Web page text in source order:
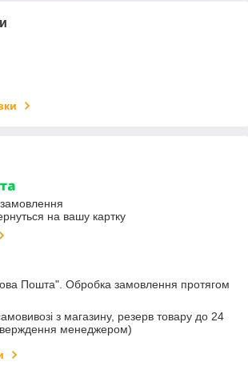
на вашу картку
Пошта". Обробка замовлення протягом
з магазину, резерв товару до 24
менеджером)